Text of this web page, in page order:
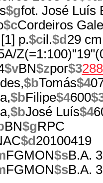
$gfot. José Luís
$cCordeiros
p.$cil.$d 29 cm
$vBN$zpor$3
$bTomás$4
$bFilipe$4600
$bJosé Luís$4
BN$gRPC
$d 20100419
FGMON$sB.A.
FGMON$sB.A.